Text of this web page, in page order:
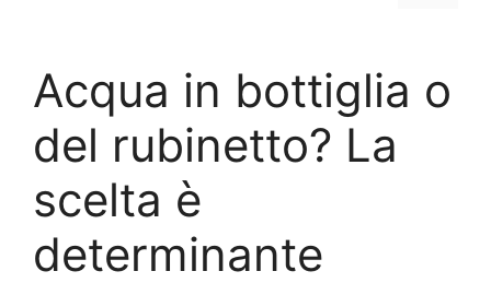
Acqua in bottiglia o
del rubinetto? La
scelta è
determinante